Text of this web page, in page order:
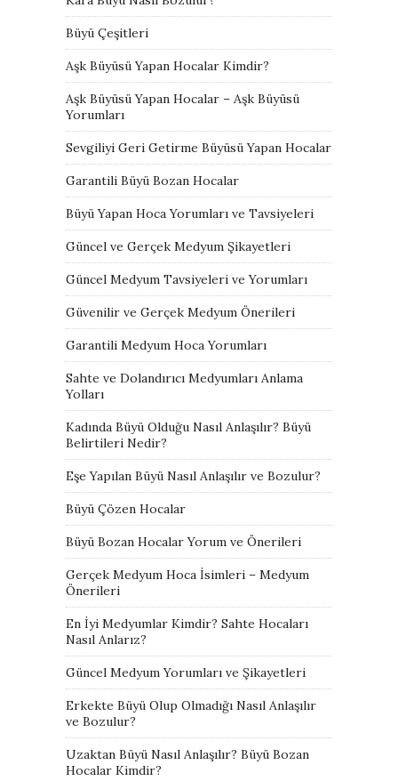
Büyü Çeşitleri
Aşk Büyüsü Yapan Hocalar Kimdir?
Aşk Büyüsü Yapan Hocalar – Aşk Büyüsü
Yorumları
Sevgiliyi Geri Getirme Büyüsü Yapan Hocalar
Garantili Büyü Bozan Hocalar
Büyü Yapan Hoca Yorumları ve Tavsiyeleri
Güncel ve Gerçek Medyum Şikayetleri
Güncel Medyum Tavsiyeleri ve Yorumları
Güvenilir ve Gerçek Medyum Önerileri
Garantili Medyum Hoca Yorumları
Sahte ve Dolandırıcı Medyumları Anlama
Yolları
Kadında Büyü Olduğu Nasıl Anlaşılır? Büyü
Belirtileri Nedir?
Eşe Yapılan Büyü Nasıl Anlaşılır ve Bozulur?
Büyü Çözen Hocalar
Büyü Bozan Hocalar Yorum ve Önerileri
Gerçek Medyum Hoca İsimleri – Medyum
Önerileri
En İyi Medyumlar Kimdir? Sahte Hocaları
Nasıl Anlarız?
Güncel Medyum Yorumları ve Şikayetleri
Erkekte Büyü Olup Olmadığı Nasıl Anlaşılır
ve Bozulur?
Uzaktan Büyü Nasıl Anlaşılır? Büyü Bozan
Hocalar Kimdir?